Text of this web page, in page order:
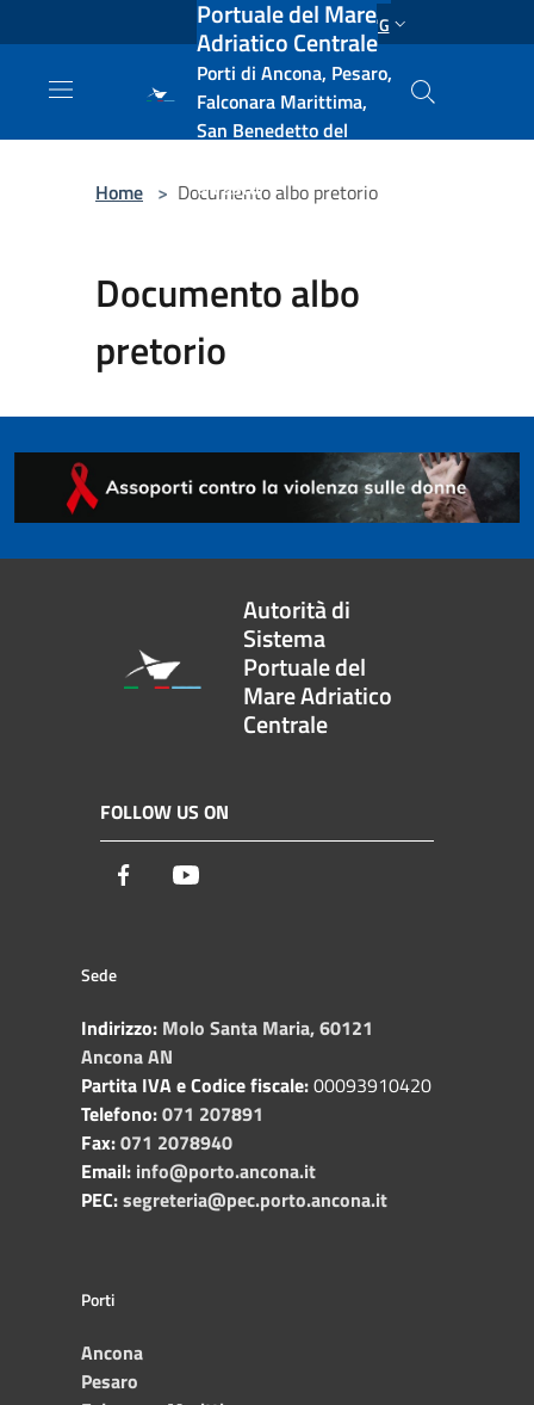
Salta al contenuto principale ENG
Portuale del Mare
Adriatico Centrale
Porti di Ancona, Pesaro,
Falconara Marittima,
San Benedetto del
e Vasto
Home > Documento albo pretorio
Documento albo
pretorio
Autorità di
Sistema
Portuale del
Mare Adriatico
Centrale
FOLLOW US ON
Facebook
Sede
Indirizzo: Molo Santa Maria, 60121
Ancona AN
Partita IVA e Codice fiscale:00093910420
Telefono:071 207891
Fax:071 2078940
Email: info@porto.ancona.it
PEC:segreteria@pec.porto.ancona.it
Porti
Ancona
Pesaro